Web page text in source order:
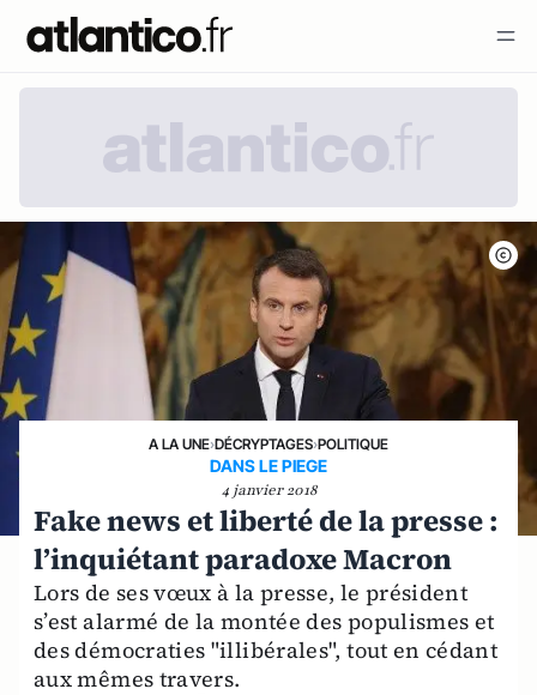
A LA UNE›DÉCRYPTAGES›POLITIQUE
DANS LE PIEGE
4 janvier 2018
Fake news et liberté de la presse :
l’inquiétant paradoxe Macron
Lors de ses vœux à la presse, le président
s’est alarmé de la montée des populismes et
des démocraties "illibérales", tout en cédant
aux mêmes travers.